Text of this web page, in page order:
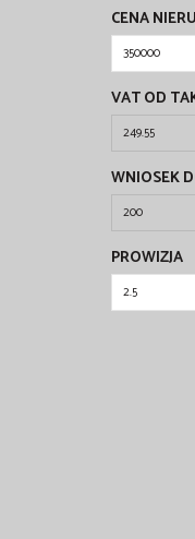
CENA
VAT OD
WNIOSEK
PROWIZJA